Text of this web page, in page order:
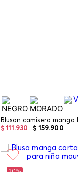
$ 159.900
$ 111 .930